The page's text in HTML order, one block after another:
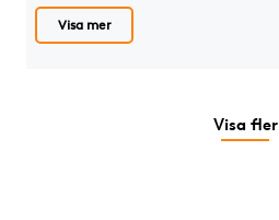
Visa mer
Visa fler